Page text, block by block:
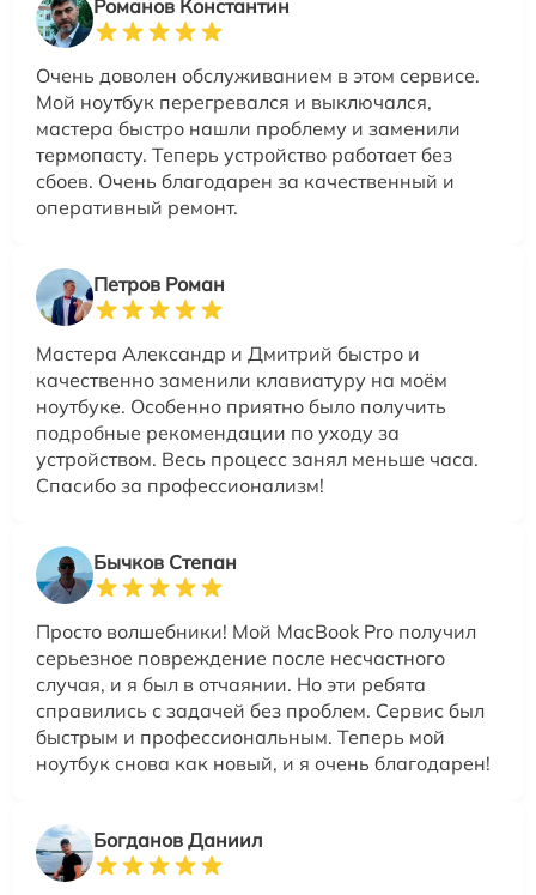
Романов Константин
Очень доволен обслуживанием в этом сервисе.
Мой ноутбук перегревался и выключался,
мастера быстро нашли проблему и заменили
термопасту. Теперь устройство работает без
сбоев. Очень благодарен за качественный и
оперативный ремонт.
Петров Роман
Мастера Александр и Дмитрий быстро и
качественно заменили клавиатуру на моём
ноутбуке. Особенно приятно было получить
подробные рекомендации по уходу за
устройством. Весь процесс занял меньше часа.
Спасибо за профессионализм!
Бычков Степан
Просто волшебники! Мой MacBook Pro получил
серьезное повреждение после несчастного
случая, и я был в отчаянии. Но эти ребята
справились с задачей без проблем. Сервис был
быстрым и профессиональным. Теперь мой
ноутбук снова как новый, и я очень благодарен!
Богданов Даниил